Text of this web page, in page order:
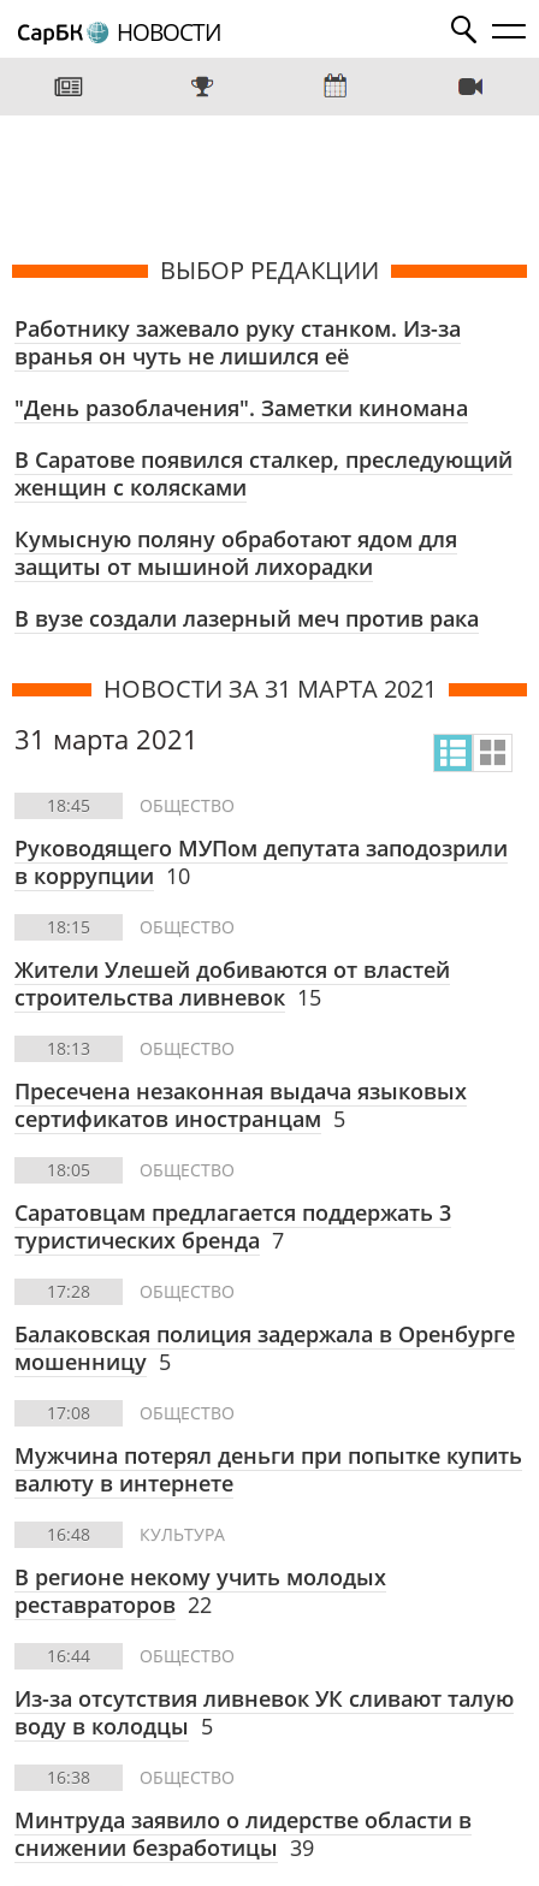
НОВОСТИ
ВЫБОР РЕДАКЦИИ
Работнику зажевало руку станком. Из-за
вранья он чуть не лишился её
"День разоблачения". Заметки киномана
В Саратове появился сталкер, преследующий
женщин с колясками
Кумысную поляну обработают ядом для
защиты от мышиной лихорадки
В вузе создали лазерный меч против рака
НОВОСТИ ЗА 31 МАРТА 2021
31 марта 2021
18:45 ОБЩЕСТВО
Руководящего МУПом депутата заподозрили
в коррупции 10
18:15 ОБЩЕСТВО
Жители Улешей добиваются от властей
строительства ливневок 15
18:13 ОБЩЕСТВО
Пресечена незаконная выдача языковых
сертификатов иностранцам 5
18:05 ОБЩЕСТВО
Саратовцам предлагается поддержать 3
туристических бренда 7
17:28 ОБЩЕСТВО
Балаковская полиция задержала в Оренбурге
мошенницу 5
17:08 ОБЩЕСТВО
Мужчина потерял деньги при попытке купить
валюту в интернете
16:48 КУЛЬТУРА
В регионе некому учить молодых
реставраторов 22
16:44 ОБЩЕСТВО
Из-за отсутствия ливневок УК сливают талую
воду в колодцы 5
16:38 ОБЩЕСТВО
Минтруда заявило о лидерстве области в
снижении безработицы 39